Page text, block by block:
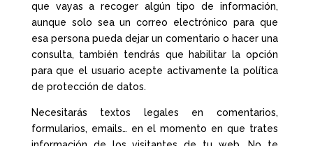
que vayas a recoger algún tipo de información,
aunque solo sea un correo electrónico para que
esa persona pueda dejar un comentario o hacer una
consulta, también tendrás que habilitar la opción
para que el usuario acepte activamente la política
de protección de datos.
Necesitarás textos legales en comentarios,
formularios, emails… en el momento en que trates